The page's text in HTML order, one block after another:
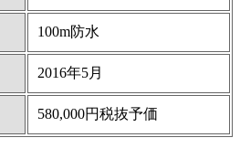
100m防水
2016年5月
580,000円税抜予価